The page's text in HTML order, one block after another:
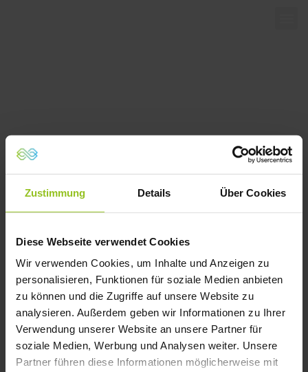
Zustimmung Details Über Cookies
Diese Webseite verwendet Cookies
Wir verwenden Cookies, um Inhalte und Anzeigen zu
personalisieren, Funktionen für soziale Medien anbieten
zu können und die Zugriffe auf unsere Website zu
analysieren. Außerdem geben wir Informationen zu Ihrer
Verwendung unserer Website an unsere Partner für
soziale Medien, Werbung und Analysen weiter. Unsere
Partner führen diese Informationen möglicherweise mit
Selbstreflexion als Führungswerkzeug: